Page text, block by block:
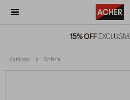

Catálogo Grifería